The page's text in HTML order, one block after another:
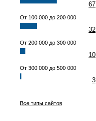
67
От 100 000 до 200 000
32
От 200 000 до 300 000
10
От 300 000 до 500 000
3
Все типы сайтов